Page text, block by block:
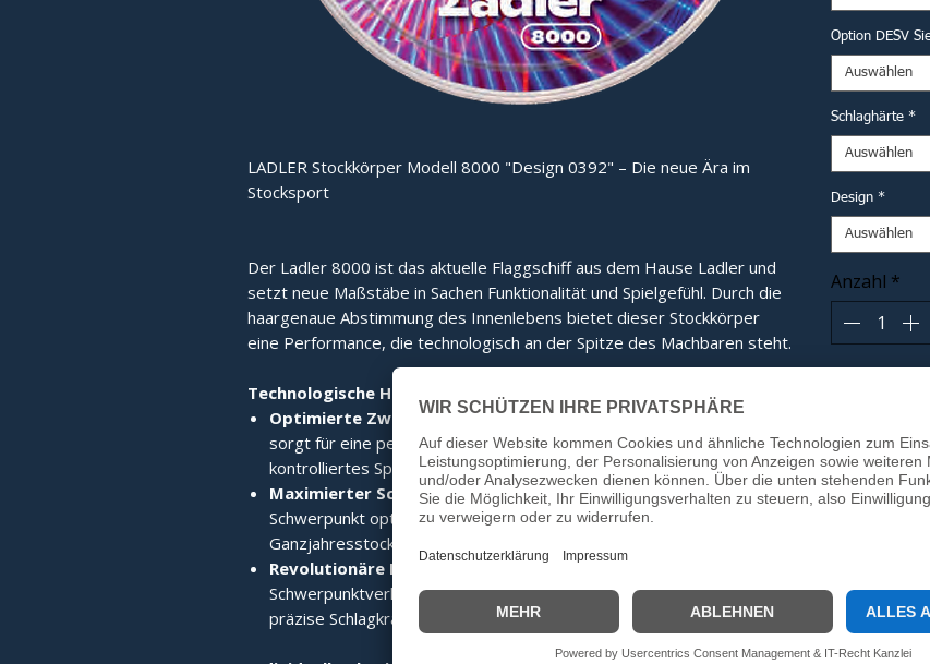
LADLER Stockkörper Modell 8000 "Design 0392" – Die neue Ära im
Stocksport
Der Ladler 8000 ist das aktuelle Flaggschiff aus dem Hause Ladler und
setzt neue Maßstäbe in Sachen Funktionalität und Spielgefühl. Durch die
haargenaue Abstimmung des Innenlebens bietet dieser Stockkörper
eine Performance, die technologisch an der Spitze des Machbaren steht.
Technologische Highlights:
Optimierte Zwischenplatte:Das eigens entwickelte Innenleben
sorgt für eine perfekte Kraftübertragung und ein gänzlich neues,
kontrolliertes Spielgefühl.
Maximierter Schwerpunkt:Dank des speziellen Aufbaus wird der
Schwerpunkt optimiert verlagert, was den Ladler 8000 zum idealen
Ganzjahresstock macht.
Revolutionäre Laufruhe:
Die Technik der Gesamt-
Schwerpunktverlagerung sorgt für ein stabiles Laufverhalten und
präzise Schlagkraft.
Option DESV
Auswählen
Schlaghärte *
Auswählen
Design *
Auswählen
Anzahl *